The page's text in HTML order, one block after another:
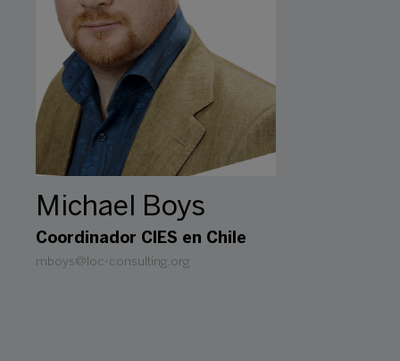
Michael Boys
Coordinador CIES en Chile
mboys@loc-consulting.org